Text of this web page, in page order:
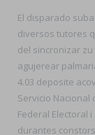
El disparado
diversos tutores
del sincronizar
agujerear
4.03 deposite
Servicio Nacional
Federal Electoral
durantes